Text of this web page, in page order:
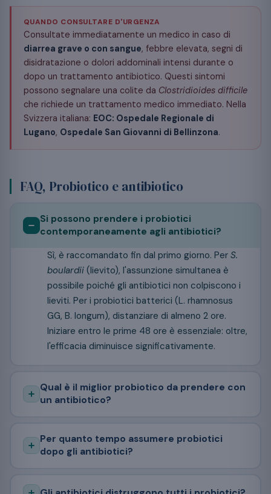
QUANDO CONSULTARE D'URGENZA
Consultate immediatamente un medico in caso di
diarrea grave o con sangue, febbre elevata, segni di
disidratazione o dolori addominali intensi durante o
dopo un trattamento antibiotico. Questi sintomi
possono segnalare una colite da Clostridioides difficile
che richiede un trattamento medico immediato. Nella
Svizzera italiana: EOC: Ospedale Regionale di
Lugano, Ospedale San Giovanni di Bellinzona.
FAQ, Probiotico e antibiotico
Si possono prendere i probiotici
contemporaneamente agli antibiotici?
Sì, è raccomandato fin dal primo giorno. Per S.
boulardii(lievito), l'assunzione simultanea è
possibile poiché gli antibiotici non colpiscono i
lieviti. Per i probiotici batterici (L. rhamnosus
GG, B. longum), distanziare di almeno 2 ore.
Iniziare entro le prime 48 ore è essenziale: oltre,
l'efficacia diminuisce significativamente.
Qual è il miglior probiotico da prendere con
un antibiotico?
Per quanto tempo assumere probiotici
dopo gli antibiotici?